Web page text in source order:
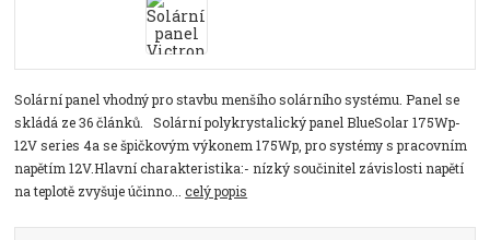
Solární panel vhodný pro stavbu menšího solárního systému. Panel se
skládá ze 36 článků. Solární polykrystalický panel BlueSolar 175Wp-
12V series 4a se špičkovým výkonem 175Wp, pro systémy s pracovním
napětím 12V.Hlavní charakteristika:- nízký součinitel závislosti napětí
na teplotě zvyšuje účinno...celý popis